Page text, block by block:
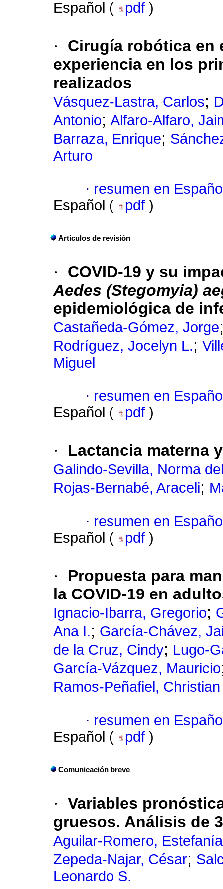
Español ( pdf )
·
Cirugía robótica en
experiencia en los
realizados
Vásquez-Lastra, Carlos;
Antonio; Alfaro-Alfaro,
Barraza, Enrique;
Arturo
· resumen en
Español (
pdf )
Artículos de revisión
·
COVID-19 y su
Aedes (Stegomyia)
epidemiológica de
Castañeda-Gómez, Jorge
Rodríguez, Jocelyn L.;
Miguel
· resumen en
Español (
pdf )
· Lactancia materna
Galindo-Sevilla, Norma
Rojas-Bernabé, Araceli;
· resumen en
Español (
pdf )
·
Propuesta para
la COVID-19 en
Ignacio-Ibarra, Gregorio;
Ana I.; García-Chávez,
de la Cruz, Cindy; Lugo-
García-Vázquez, Mauricio
Ramos-Peñafiel,
· resumen en
Español (
pdf )
Comunicación breve
· Variables
gruesos. Análisis de
Aguilar-Romero, Estefanía
Zepeda-Najar, César;
Leonardo S.